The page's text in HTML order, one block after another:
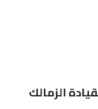
الزمالك